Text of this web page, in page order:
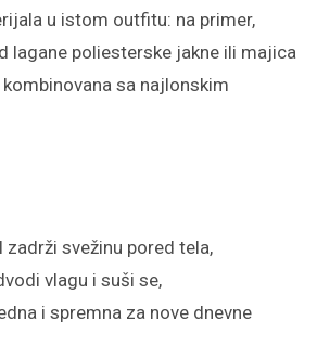
u istom outfitu: na primer,
lagane poliesterske jakne ili majica
sa najlonskim
svežinu pored tela,
vlagu i suši se,
i spremna za nove dnevne